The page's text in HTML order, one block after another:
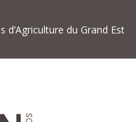
du Grand Est